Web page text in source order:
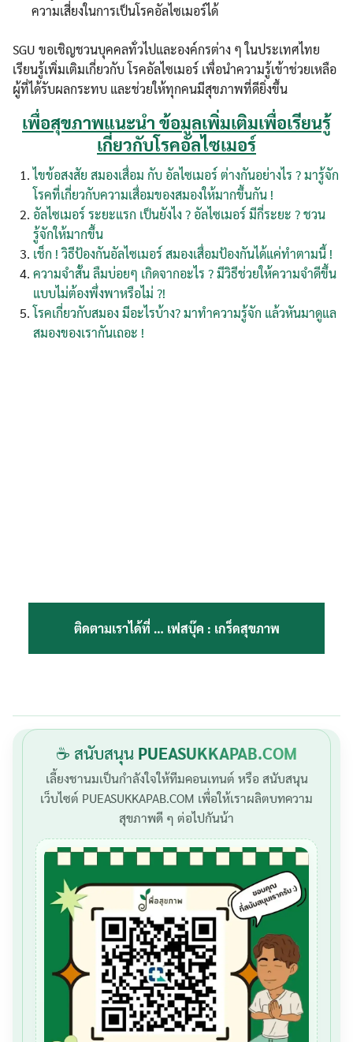
ความเสี่ยงในการเป็นโรคอัลไซเมอร์ได้
SGU ขอเชิญชวนบุคคลทั่วไปและองค์กรต่าง ๆ ในประเทศไทย
เรียนรู้เพิ่มเติมเกี่ยวกับ โรคอัลไซเมอร์ เพื่อนำความรู้เข้าช่วยเหลือ
ผู้ที่ได้รับผลกระทบ และช่วยให้ทุกคนมีสุขภาพที่ดียิ่งขึ้น
เพื่อสุขภาพแนะนำ ข้อมูลเพิ่มเติมเพื่อเรียนรู้
เกี่ยวกับโรคอัลไซเมอร์
ไขข้อสงสัย สมองเสื่อม กับ อัลไซเมอร์ ต่างกันอย่างไร ? มารู้จัก
โรคที่เกี่ยวกับความเสื่อมของสมองให้มากขึ้นกัน !
อัลไซเมอร์ ระยะแรก เป็นยังไง ? อัลไซเมอร์ มีกี่ระยะ ? ชวน
รู้จักให้มากขึ้น
เช็ก ! วิธีป้องกันอัลไซเมอร์ สมองเสื่อมป้องกันได้แค่ทำตามนี้ !
ความจำสั้น ลืมบ่อยๆ เกิดจากอะไร ? มีวิธีช่วยให้ความจำดีขึ้น
แบบไม่ต้องพึ่งพาหรือไม่ ?!
โรคเกี่ยวกับสมอง มีอะไรบ้าง? มาทำความรู้จัก แล้วหันมาดูแล
สมองของเรากันเถอะ !
ติดตามเราได้ที่ … เฟสบุ๊ค : เกร็ดสุขภาพ
☕ สนับสนุน PUEASUKKAPAB.COM
เลี้ยงชานมเป็นกำลังใจให้ทีมคอนเทนต์ หรือ สนับสนุน
เว็บไซต์ PUEASUKKAPAB.COM เพื่อให้เราผลิตบทความ
สุขภาพดี ๆ ต่อไปกันน้า